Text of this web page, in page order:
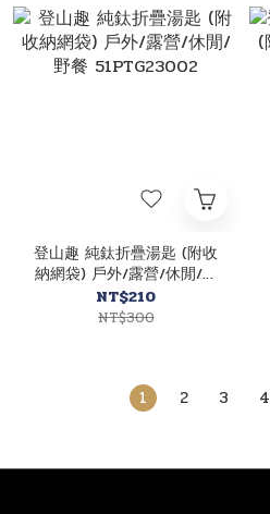
登山趣 純鈦折疊湯匙 (附收
納網袋) 戶外/露營/休閒/野
餐 51PTG23002
NT$210
NT$300
1 2 3 4